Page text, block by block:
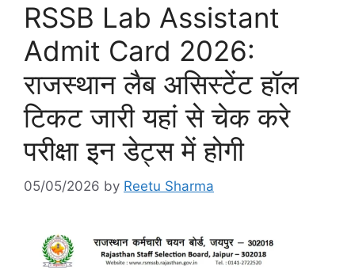
RSSB Lab Assistant
Admit Card 2026:
राजस्थान लैब असिस्टेंट हॉल
टिकट जारी यहां से चेक करे
परीक्षा इन डेट्स में होगी
05/05/2026 by Reetu Sharma